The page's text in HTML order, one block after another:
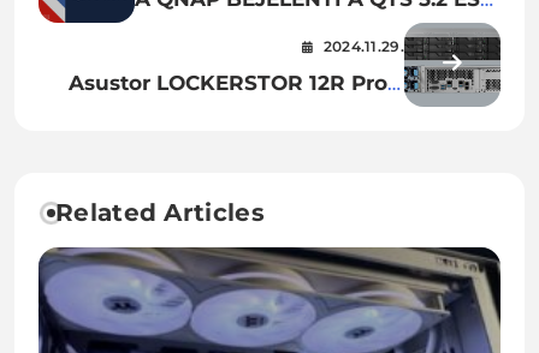
A QUTS HERO H5.2 OPERÁCIÓS
RENDSZEREK HOSSZÚ TÁVÚ
TÁMOGATÁSÁT
2024.11.29.
Asustor LOCKERSTOR 12R Pro –
Related Articles